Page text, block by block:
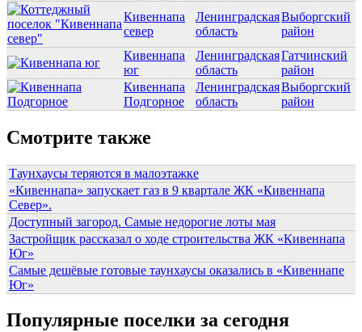
Кивеннапа
север
Ленинградская
область
Выборгский
район
Кивеннапа
юг
Ленинградская
область
Гатчинский
район
Кивеннапа
Подгорное
Ленинградская
область
Выборгский
район
Смотрите также
Таунхаусы теряются в малоэтажке
«Кивеннапа» запускает газ в 9 квартале ЖК «Кивеннапа
Север».
Доступный загород. Самые недорогие лоты мая
Застройщик рассказал о ходе строительства ЖК «Кивеннапа
Юг»
Самые дешёвые готовые таунхаусы оказались в «Кивеннапе
Юг»
Популярные поселки за сегодня